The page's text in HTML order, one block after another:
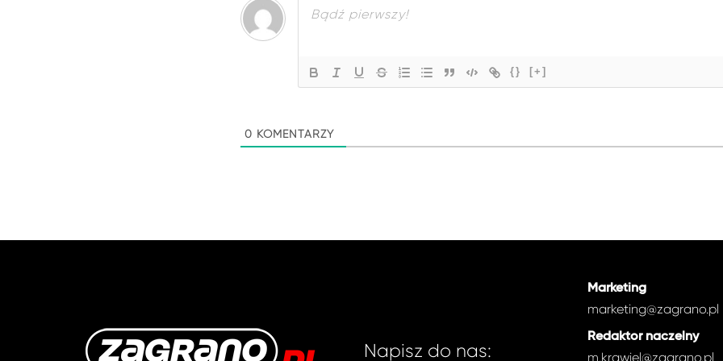
{} [+]
0 KOMENTARZY
Napisz do nas:
Marketing
marketing@zagrano.pl
Redaktor naczelny
m.krawiel@zagrano.pl